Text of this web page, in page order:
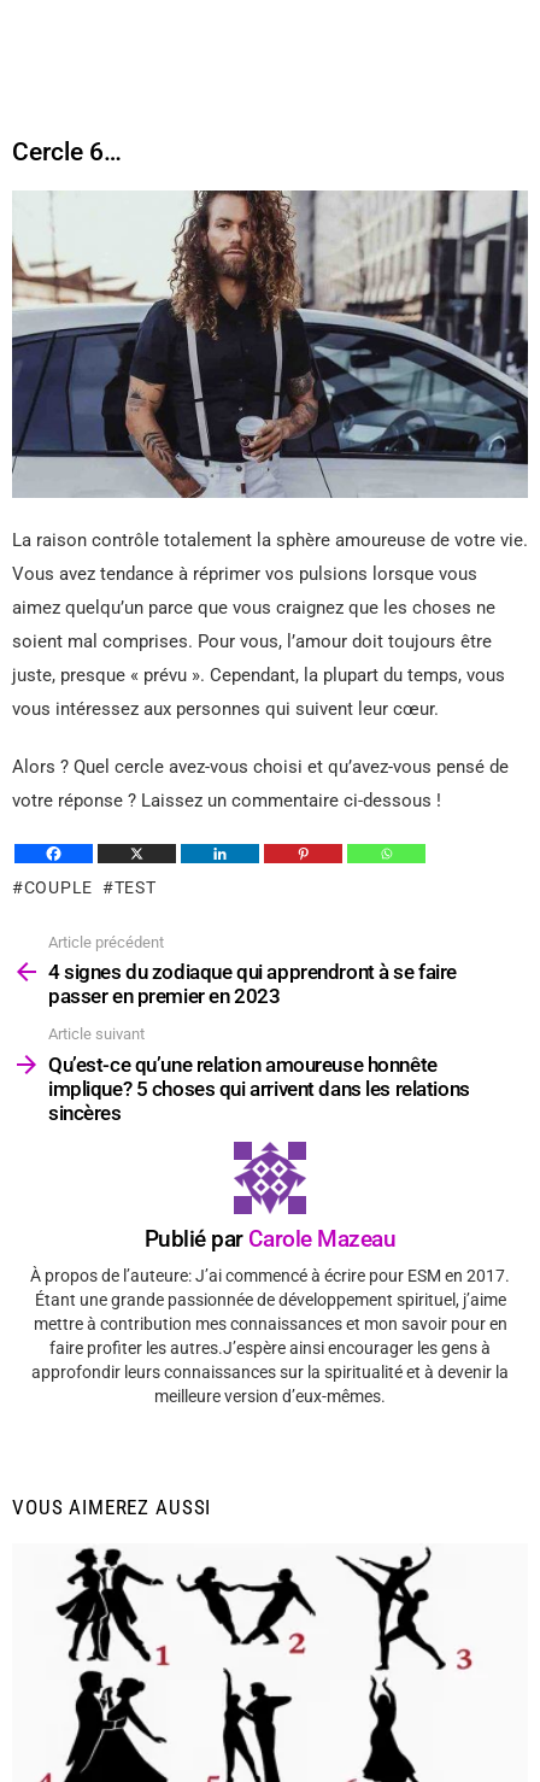
Cercle 6…
La raison contrôle totalement la sphère amoureuse de votre vie.
Vous avez tendance à réprimer vos pulsions lorsque vous
aimez quelqu’un parce que vous craignez que les choses ne
soient mal comprises. Pour vous, l’amour doit toujours être
juste, presque « prévu ». Cependant, la plupart du temps, vous
vous intéressez aux personnes qui suivent leur cœur.
Alors ? Quel cercle avez-vous choisi et qu’avez-vous pensé de
votre réponse ? Laissez un commentaire ci-dessous !
COUPLE TEST
plus
Article précédent
4 signes du zodiaque qui apprendront à se faire
passer en premier en 2023
Article suivant
Qu’est-ce qu’une relation amoureuse honnête
implique? 5 choses qui arrivent dans les relations
sincères
Publié par Carole Mazeau
À propos de l’auteure: J’ai commencé à écrire pour ESM en 2017.
Étant une grande passionnée de développement spirituel, j’aime
mettre à contribution mes connaissances et mon savoir pour en
faire profiter les autres.J’espère ainsi encourager les gens à
approfondir leurs connaissances sur la spiritualité et à devenir la
meilleure version d’eux-mêmes.
VOUS AIMEREZ AUSSI